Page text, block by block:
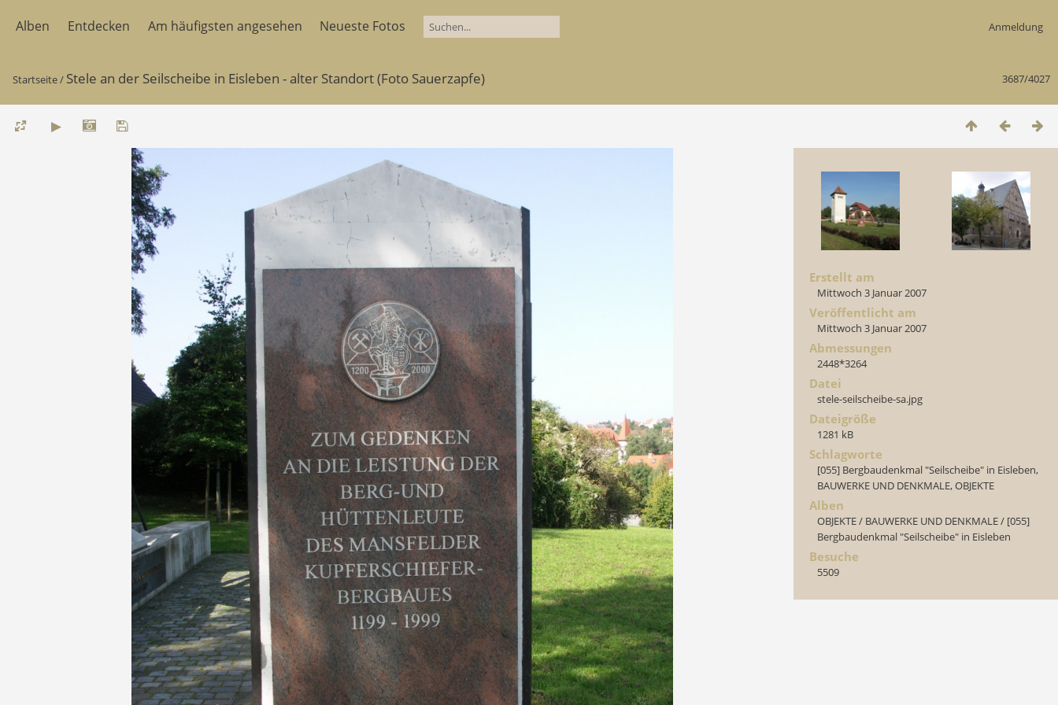
Alben Entdecken Am häufigsten angesehen Neueste Fotos Anmeldung
3687/4027
Startseite/ Stele an der Seilscheibe in Eisleben - alter Standort (Foto Sauerzapfe)
Erstellt am
Mittwoch 3 Januar 2007
Veröffentlicht am
Mittwoch 3 Januar 2007
Abmessungen
2448*3264
Datei
stele-seilscheibe-sa.jpg
Dateigröße
1281 kB
Schlagworte
[055] Bergbaudenkmal "Seilscheibe" in Eisleben,
BAUWERKE UND DENKMALE,OBJEKTE
Alben
OBJEKTE/ BAUWERKE UND DENKMALE/ [055]
Bergbaudenkmal "Seilscheibe" in Eisleben
Besuche
5509